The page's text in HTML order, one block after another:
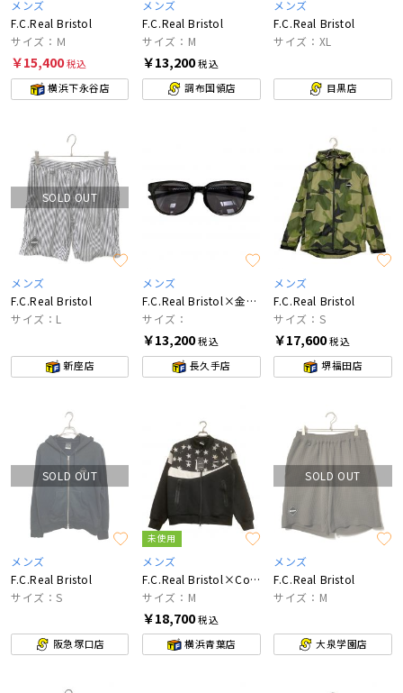
メンズ
F.C.Real Bristol
サイズ：Ｍ
￥15,400税込
横浜下永谷店
メンズ
F.C.Real Bristol
サイズ：M
￥13,200税込
調布国領店
メンズ
F.C.Real Bristol
サイズ：XL
目黒店
SOLD OUT
メンズ
F.C.Real Bristol
サイズ：L
新座店
メンズ
F.C.Real Bristol×金子眼鏡
サイズ：
￥13,200税込
長久手店
メンズ
F.C.Real Bristol
サイズ：S
￥17,600税込
堺福田店
SOLD OUT
メンズ
F.C.Real Bristol
サイズ：S
阪急塚口店
未使用
メンズ
F.C.Real Bristol×Coca Cola
サイズ：M
￥18,700税込
横浜青葉店
SOLD OUT
メンズ
F.C.Real Bristol
サイズ：M
大泉学園店